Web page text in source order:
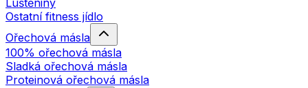
Luštěniny
Ostatní fitness jídlo
Ořechová másla
100% ořechová másla
Sladká ořechová másla
Proteinová ořechová másla